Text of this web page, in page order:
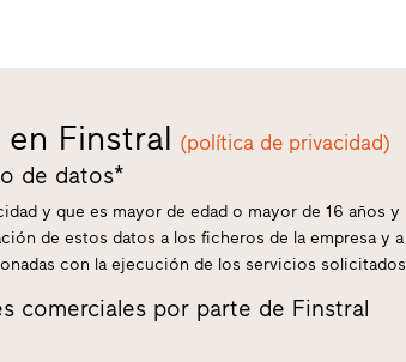
Finstral (política de privacidad)
de datos*
y que es mayor de edad o mayor de 16 años y
de estos datos a los ficheros de la empresa y a
con la ejecución de los servicios solicitados
comerciales por parte de Finstral